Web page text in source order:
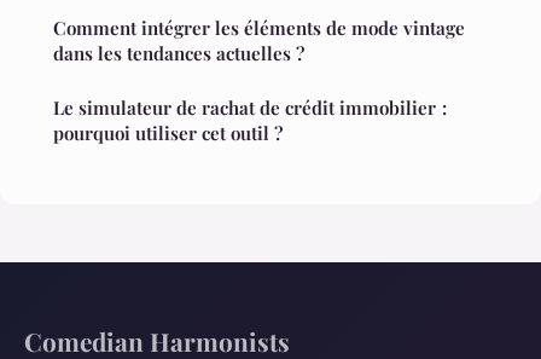
Comment intégrer les éléments de mode vintage
dans les tendances actuelles ?
Le simulateur de rachat de crédit immobilier :
pourquoi utiliser cet outil ?
Comedian Harmonists